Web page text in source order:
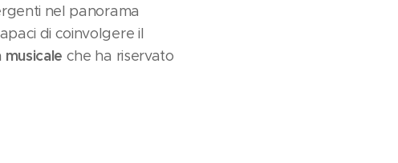
nel panorama
di coinvolgere il
che ha riservato